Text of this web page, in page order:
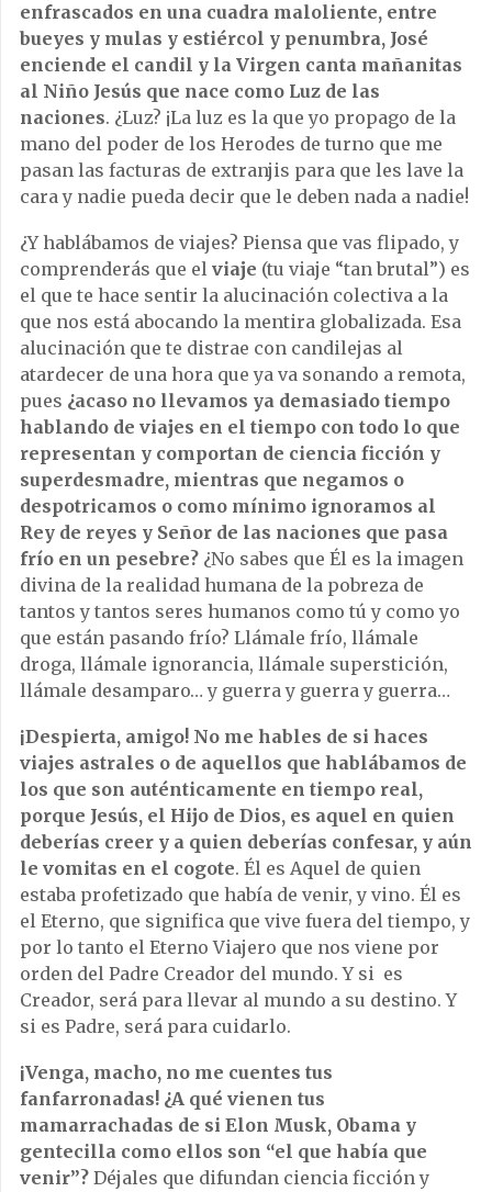
enfrascados en una cuadra maloliente, entre
bueyes y mulas y estiércol y penumbra, José
enciende el candil y la Virgen canta mañanitas
al Niño Jesús que nace como Luz de las
naciones. ¿Luz? ¡La luz es la que yo propago de la
mano del poder de los Herodes de turno que me
pasan las facturas de extranjis para que les lave la
cara y nadie pueda decir que le deben nada a nadie!
¿Y hablábamos de viajes? Piensa que vas flipado, y
comprenderás que el viaje (tu viaje “tan brutal”) es
el que te hace sentir la alucinación colectiva a la
que nos está abocando la mentira globalizada. Esa
alucinación que te distrae con candilejas al
atardecer de una hora que ya va sonando a remota,
pues ¿acaso no llevamos ya demasiado tiempo
hablando de viajes en el tiempo con todo lo que
representan y comportan de ciencia ficción y
superdesmadre, mientras que negamos o
despotricamos o como mínimo ignoramos al
Rey de reyes y Señor de las naciones que pasa
frío en un pesebre? ¿No sabes que Él es la imagen
divina de la realidad humana de la pobreza de
tantos y tantos seres humanos como tú y como yo
que están pasando frío? Llámale frío, llámale
droga, llámale ignorancia, llámale superstición,
llámale desamparo… y guerra y guerra y guerra…
¡Despierta, amigo! No me hables de si haces
viajes astrales o de aquellos que hablábamos de
los que son auténticamente en tiempo real,
porque Jesús, el Hijo de Dios, es aquel en quien
deberías creer y a quien deberías confesar, y aún
le vomitas en el cogote. Él es Aquel de quien
estaba profetizado que había de venir, y vino. Él es
el Eterno, que significa que vive fuera del tiempo, y
por lo tanto el Eterno Viajero que nos viene por
orden del Padre Creador del mundo. Y si es
Creador, será para llevar al mundo a su destino. Y
si es Padre, será para cuidarlo.
¡Venga, macho, no me cuentes tus
fanfarronadas! ¿A qué vienen tus
mamarrachadas de si Elon Musk, Obama y
gentecilla como ellos son “el que había que
venir”? Déjales que difundan ciencia ficción y